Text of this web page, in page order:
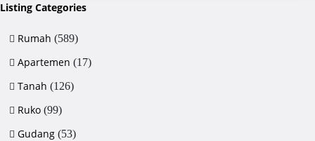
Listing Categories
Rumah (589)
Apartemen (17)
Tanah (126)
Ruko (99)
Gudang (53)